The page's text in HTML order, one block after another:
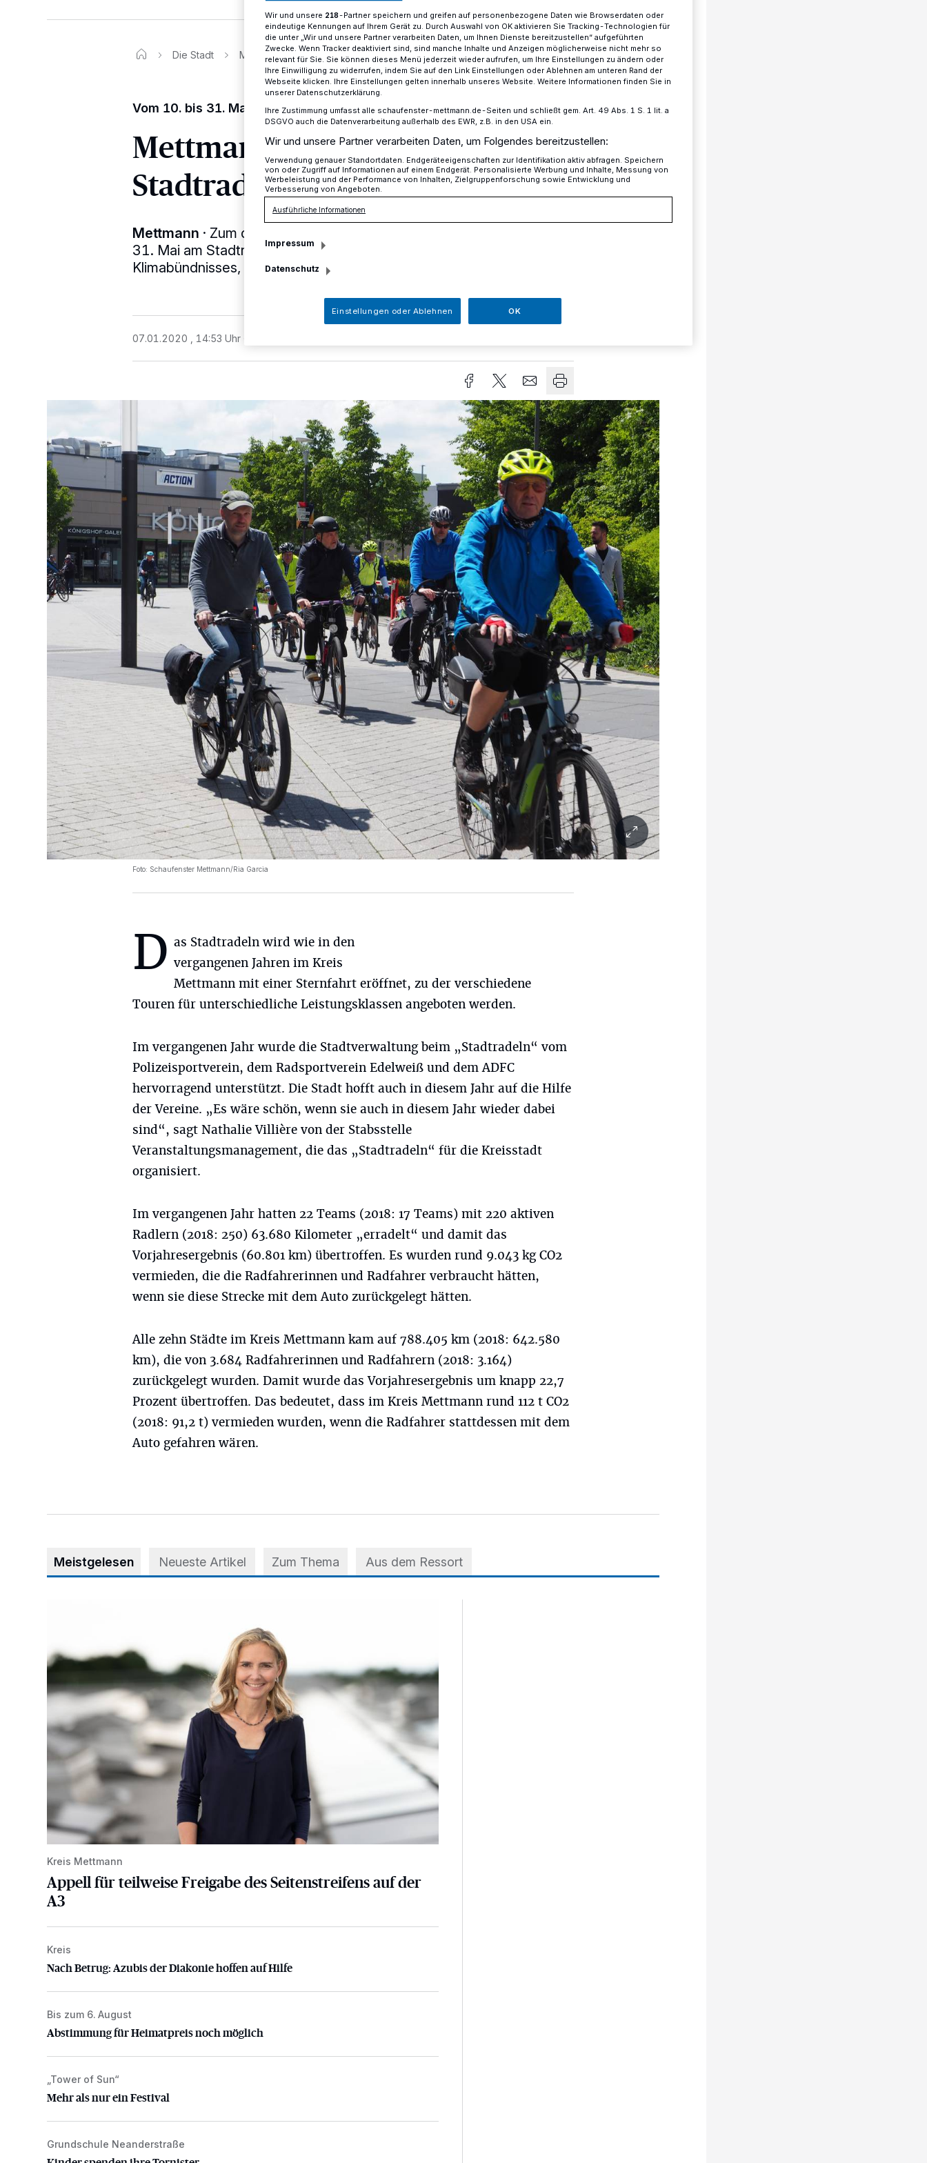
Die Stadt Mettmann macht wieder beim Stadtradeln mit
Vom 10. bis 31. Mai
Mettmann macht wieder beim
Stadtradeln mit
Mettmann · Zum dritten Mal wird die Kreisstadt Mettmann vom 10. bis
31. Mai am Stadtradeln, einer bundesweiten Kampagne des
Klimabündnisses, teilnehmen.
07.01.2020 , 14:53 Uhr
Foto: Schaufenster Mettmann/Ria Garcia
D as Stadtradeln wird wie in den
vergangenen Jahren im Kreis
Mettmann mit einer Sternfahrt eröffnet, zu der verschiedene
Touren für unterschiedliche Leistungsklassen angeboten werden.
Im vergangenen Jahr wurde die Stadtverwaltung beim „Stadtradeln“ vom
Polizeisportverein, dem Radsportverein Edelweiß und dem ADFC
hervorragend unterstützt. Die Stadt hofft auch in diesem Jahr auf die Hilfe
der Vereine. „Es wäre schön, wenn sie auch in diesem Jahr wieder dabei
sind“, sagt Nathalie Villière von der Stabsstelle
Veranstaltungsmanagement, die das „Stadtradeln“ für die Kreisstadt
organisiert.
Im vergangenen Jahr hatten 22 Teams (2018: 17 Teams) mit 220 aktiven
Radlern (2018: 250) 63.680 Kilometer „erradelt“ und damit das
Vorjahresergebnis (60.801 km) übertroffen. Es wurden rund 9.043 kg CO2
vermieden, die die Radfahrerinnen und Radfahrer verbraucht hätten,
wenn sie diese Strecke mit dem Auto zurückgelegt hätten.
Alle zehn Städte im Kreis Mettmann kam auf 788.405 km (2018: 642.580
km), die von 3.684 Radfahrerinnen und Radfahrern (2018: 3.164)
zurückgelegt wurden. Damit wurde das Vorjahresergebnis um knapp 22,7
Prozent übertroffen. Das bedeutet, dass im Kreis Mettmann rund 112 t CO2
(2018: 91,2 t) vermieden wurden, wenn die Radfahrer stattdessen mit dem
Auto gefahren wären.
Meistgelesen Neueste Artikel Zum Thema Aus dem Ressort
Kreis Mettmann
Appell für teilweise Freigabe des Seitenstreifens auf der
A3
Nach Betrug: Azubis der Diakonie hoffen auf Hilfe
Kreis
Nach Betrug: Azubis der Diakonie hoffen auf Hilfe
Abstimmung für Heimatpreis noch möglich
Bis zum 6. August
Abstimmung für Heimatpreis noch möglich
Mehr als nur ein Festival
„Tower of Sun“
Mehr als nur ein Festival
Kinder spenden ihre Tornister
Grundschule Neanderstraße
Wir und unsere 218-Partner speichern und greifen auf personenbezogene Daten wie Browserdaten oder
eindeutige Kennungen auf Ihrem Gerät zu. Durch Auswahl von OK aktivieren Sie Tracking-Technologien für
die unter „Wir und unsere Partner verarbeiten Daten, um Ihnen Dienste bereitzustellen“ aufgeführten
Zwecke. Wenn Tracker deaktiviert sind, sind manche Inhalte und Anzeigen möglicherweise nicht mehr so
relevant für Sie. Sie können dieses Menü jederzeit wieder aufrufen, um Ihre Einstellungen zu ändern oder
Ihre Einwilligung zu widerrufen, indem Sie auf den Link Einstellungen oder Ablehnen am unteren Rand der
Webseite klicken. Ihre Einstellungen gelten innerhalb unseres Website. Weitere Informationen finden Sie in
unserer Datenschutzerklärung.
Ihre Zustimmung umfasst alle schaufenster-mettmann.de-Seiten und schließt gem. Art. 49 Abs. 1 S. 1 lit. a
DSGVO auch die Datenverarbeitung außerhalb des EWR, z.B. in den USA ein.
Wir und unsere Partner verarbeiten Daten, um Folgendes bereitzustellen:
Verwendung genauer Standortdaten. Endgeräteeigenschaften zur Identifikation aktiv abfragen. Speichern
von oder Zugriff auf Informationen auf einem Endgerät. Personalisierte Werbung und Inhalte, Messung von
Werbeleistung und der Performance von Inhalten, Zielgruppenforschung sowie Entwicklung und
Verbesserung von Angeboten.
Ausführliche Informationen
Impressum
Datenschutz
Einstellungen oder Ablehnen OK